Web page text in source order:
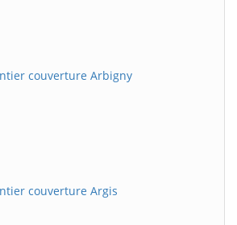
couverture Arbigny
couverture Argis